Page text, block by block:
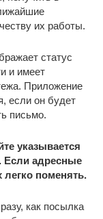
их работы.
статус
и имеет
Приложение
если он будет
письмо.
указывается
Если адресные
поменять.
как посылка